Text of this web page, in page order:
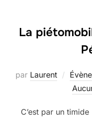
La
par Laurent
C’est par un